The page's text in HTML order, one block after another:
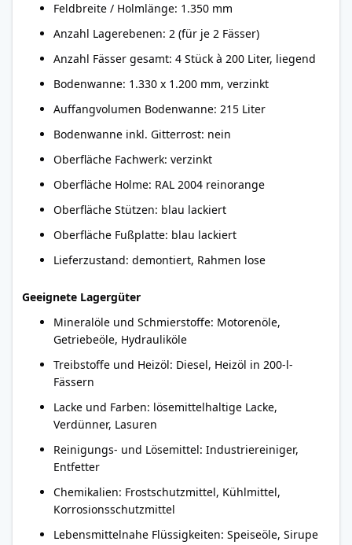
Feldbreite / Holmlänge: 1.350 mm
Anzahl Lagerebenen: 2 (für je 2 Fässer)
Anzahl Fässer gesamt: 4 Stück à 200 Liter, liegend
Bodenwanne: 1.330 x 1.200 mm, verzinkt
Auffangvolumen Bodenwanne: 215 Liter
Bodenwanne inkl. Gitterrost: nein
Oberfläche Fachwerk: verzinkt
Oberfläche Holme: RAL 2004 reinorange
Oberfläche Stützen: blau lackiert
Oberfläche Fußplatte: blau lackiert
Lieferzustand: demontiert, Rahmen lose
Geeignete Lagergüter
Mineralöle und Schmierstoffe: Motorenöle,
Getriebeöle, Hydrauliköle
Treibstoffe und Heizöl: Diesel, Heizöl in 200-l-
Fässern
Lacke und Farben: lösemittelhaltige Lacke,
Verdünner, Lasuren
Reinigungs- und Lösemittel: Industriereiniger,
Entfetter
Chemikalien: Frostschutzmittel, Kühlmittel,
Korrosionsschutzmittel
Lebensmittelnahe Flüssigkeiten: Speiseöle, Sirupe